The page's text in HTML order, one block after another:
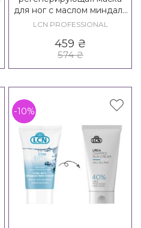
для ног с маслом миндаля
и ши LCN Citrus Foot Mask
LCN PROFESSIONAL
459 ₴
574₴
-10%